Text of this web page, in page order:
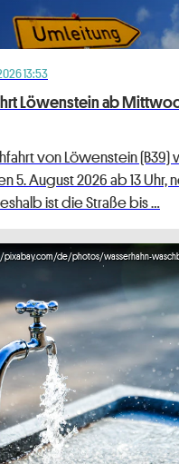
13:53
Löwenstein ab
von Löwenstein (B39)
5. August 2026 ab 13 Uhr,
ist die Straße bis …
de/photos/wasserhahn-